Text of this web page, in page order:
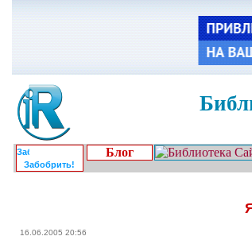
Забобрить!
Блог
16.06.2005 20:56